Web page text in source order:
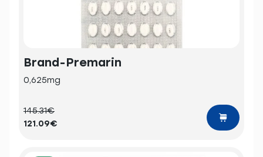
Brand-Premarin
0,625mg
145.31€
121.09€